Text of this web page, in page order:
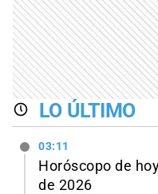
LO ÚLTIMO
03:11
Horóscopo de
de 2026